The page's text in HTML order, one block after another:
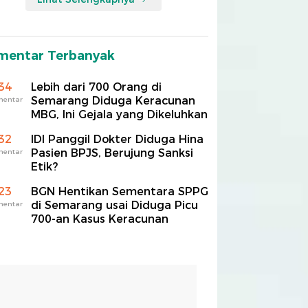
Terbanyak
Lebih dari 700 Orang di
Semarang Diduga Keracunan
MBG, Ini Gejala yang Dikeluhkan
IDI Panggil Dokter Diduga Hina
Pasien BPJS, Berujung Sanksi
Etik?
BGN Hentikan Sementara SPPG
di Semarang usai Diduga Picu
700-an Kasus Keracunan